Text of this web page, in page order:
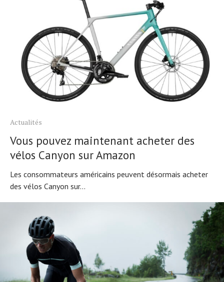
Actualités
Vous pouvez maintenant acheter des
vélos Canyon sur Amazon
Les consommateurs américains peuvent désormais acheter
des vélos Canyon sur...